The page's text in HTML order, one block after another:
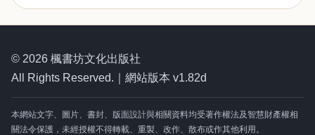
© 2026 楓書坊文化出版社
All Rights Reserved.｜網站版本 v1.82d
本網站文字、圖片、書封、版面設計與相關資料均受著作權法及智慧財產權相
關法令保護，未經授權不得轉載、重製、改作、散布或作其他利用。